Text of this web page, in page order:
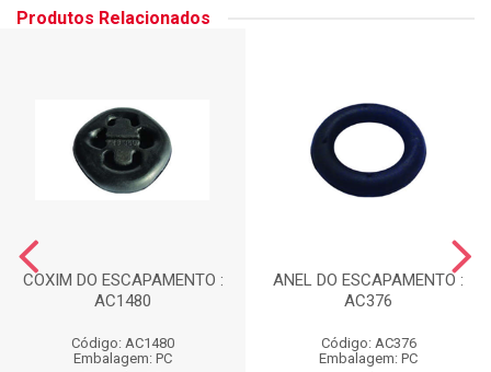
Produtos Relacionados
COXIM DO ESCAPAMENTO :
AC1480
Código: AC1480
Embalagem: PC
ANEL DO ESCAPAMENTO :
AC376
Código: AC376
Embalagem: PC